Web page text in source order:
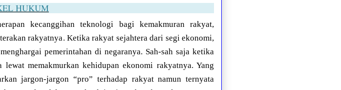
HUKUM
kecanggihan teknologi bagi kemakmuran rakyat,
rakyatnya. Ketika rakyat sejahtera dari segi ekonomi,
pemerintahan di negaranya. Sah-sah saja ketika
memakmurkan kehidupan ekonomi rakyatnya. Yang
jargon-jargon “pro” terhadap rakyat namun ternyata